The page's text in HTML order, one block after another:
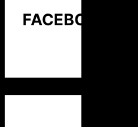
FACEBOOK